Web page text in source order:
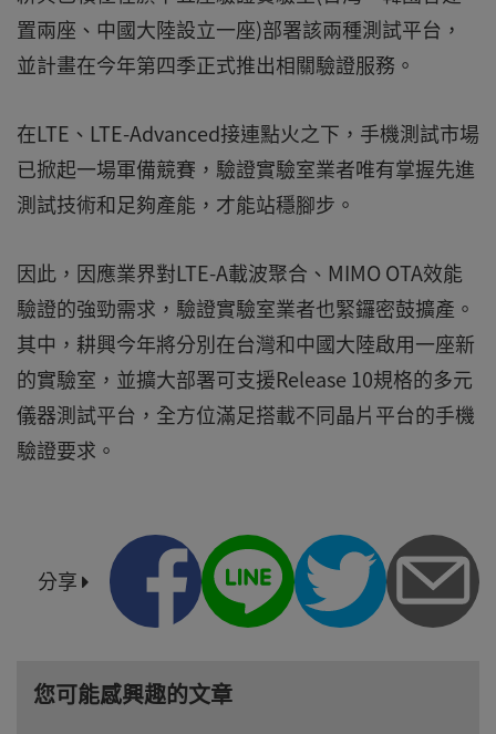
置兩座、中國大陸設立一座)部署該兩種測試平台，
並計畫在今年第四季正式推出相關驗證服務。
在LTE、LTE-Advanced接連點火之下，手機測試市場
已掀起一場軍備競賽，驗證實驗室業者唯有掌握先進
測試技術和足夠產能，才能站穩腳步。
因此，因應業界對LTE-A載波聚合、MIMO OTA效能
驗證的強勁需求，驗證實驗室業者也緊鑼密鼓擴產。
其中，耕興今年將分別在台灣和中國大陸啟用一座新
的實驗室，並擴大部署可支援Release 10規格的多元
儀器測試平台，全方位滿足搭載不同晶片平台的手機
驗證要求。
分享
您可能感興趣的文章